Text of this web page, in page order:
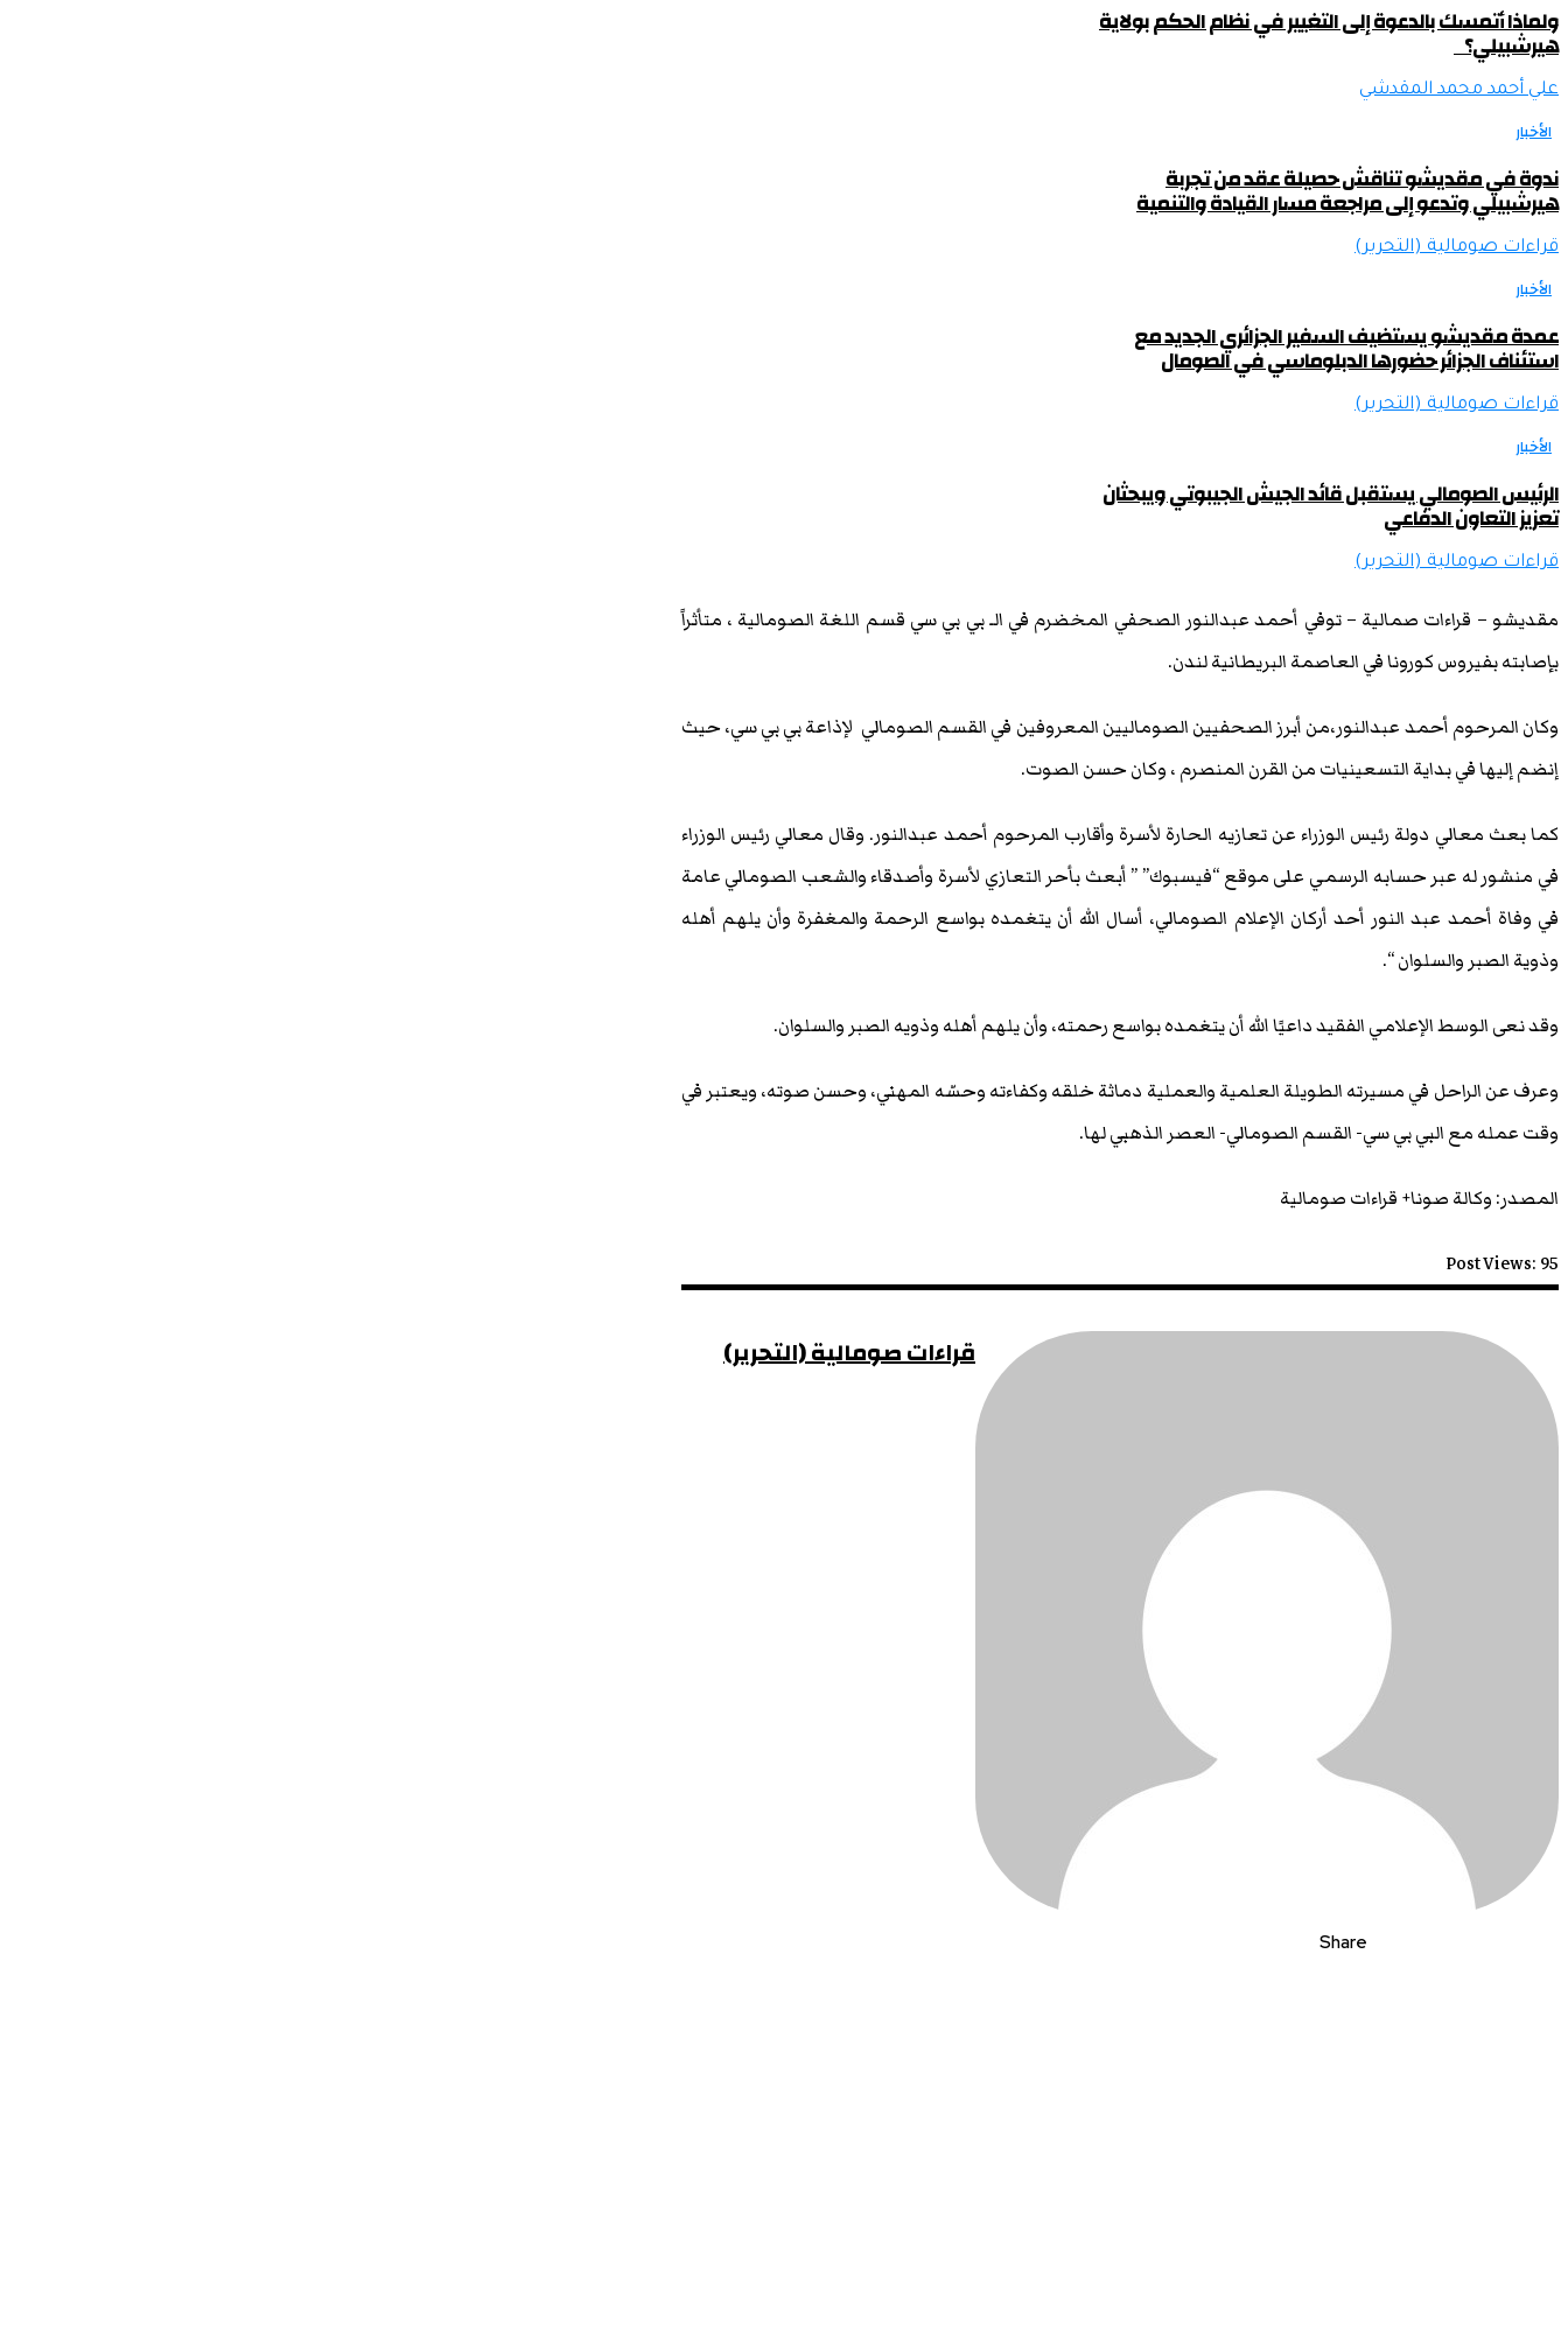
ولماذا أتمسك بالدعوة إلى التغيير في نظام الحكم بولاية
هيرشبيلي؟
علي أحمد محمد المقدشي
الأخبار
ندوة في مقديشو تناقش حصيلة عقد من تجربة
هيرشبيلي وتدعو إلى مراجعة مسار القيادة والتنمية
قراءات صومالية (التحرير)
الأخبار
عمدة مقديشو يستضيف السفير الجزائري الجديد مع
استئناف الجزائر حضورها الدبلوماسي في الصومال
قراءات صومالية (التحرير)
الأخبار
الرئيس الصومالي يستقبل قائد الجيش الجيبوتي ويبحثان
تعزيز التعاون الدفاعي
قراءات صومالية (التحرير)
مقديشو – قراءات صمالية – توفي أحمد عبدالنور الصحفي المخضرم في الـ بي بي سي قسم اللغة الصومالية ، متأثراً
بإصابته بفيروس كورونا في العاصمة البريطانية لندن.
وكان المرحوم أحمد عبدالنور،من أبرز الصحفيين الصوماليين المعروفين في القسم الصومالي لإذاعة بي بي سي، حيث
إنضم إليها في بداية التسعينيات من القرن المنصرم ، وكان حسن الصوت.
كما بعث معالي دولة رئيس الوزراء عن تعازيه الحارة لأسرة وأقارب المرحوم أحمد عبدالنور. وقال معالي رئيس الوزراء
في منشور له عبر حسابه الرسمي على موقع “فيسبوك” ” أبعث بأحر التعازي لأسرة وأصدقاء والشعب الصومالي عامة
في وفاة أحمد عبد النور أحد أركان الإعلام الصومالي، أسال الله أن يتغمده بواسع الرحمة والمغفرة وأن يلهم أهله
وذوية الصبر والسلوان “.
وقد نعى الوسط الإعلامي الفقيد داعيًا الله أن يتغمده بواسع رحمته، وأن يلهم أهله وذويه الصبر والسلوان.
وعرف عن الراحل في مسيرته الطويلة العلمية والعملية دماثة خلقه وكفاءته وحسّه المهني، وحسن صوته، ويعتبر في
وقت عمله مع البي بي سي- القسم الصومالي- العصر الذهبي لها.
المصدر: وكالة صونا+ قراءات صومالية
Post Views: 95
قراءات صومالية (التحرير)
Share